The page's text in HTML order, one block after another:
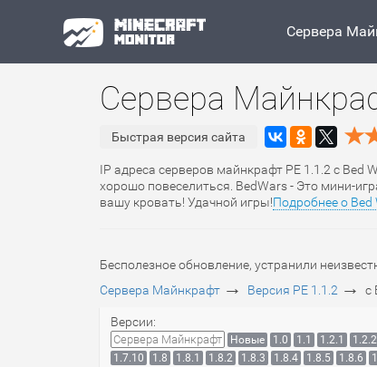
Сервера
Сервера
Быстрая версия сайта
IP адреса серверов майнкрафт PE 1.1.2 с Bed
хорошо повеселиться. BedWars - Это мини-
вашу кровать! Удачной игры!Подробнее о Bed
Бесполезное обновление, устранили
Сервера Майнкрафт → Версия PE 1.1.2 → с
Версии:
Сервера Майнкрафт Новые 1.0 1.1 1.2.1 1.2.2
1.7.10
1.8 1.8.1 1.8.2 1.8.3 1.8.4 1.8.5 1.8.6